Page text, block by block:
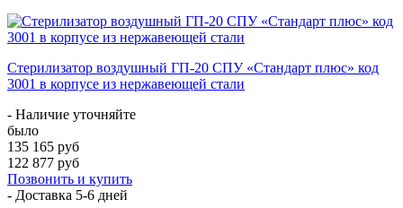
Стерилизатор воздушный ГП-20 СПУ «Стандарт плюс» код
3001 в корпусе из нержавеющей стали
- Наличие уточняйте
было
135 165 руб
122 877 руб
Позвонить и купить
- Доставка 5-6 дней